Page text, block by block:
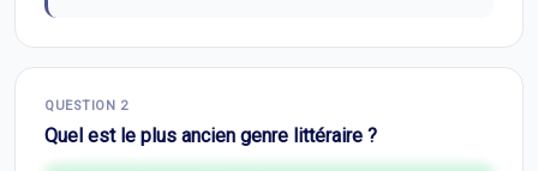
QUESTION 2
Quel est le plus ancien genre littéraire ?